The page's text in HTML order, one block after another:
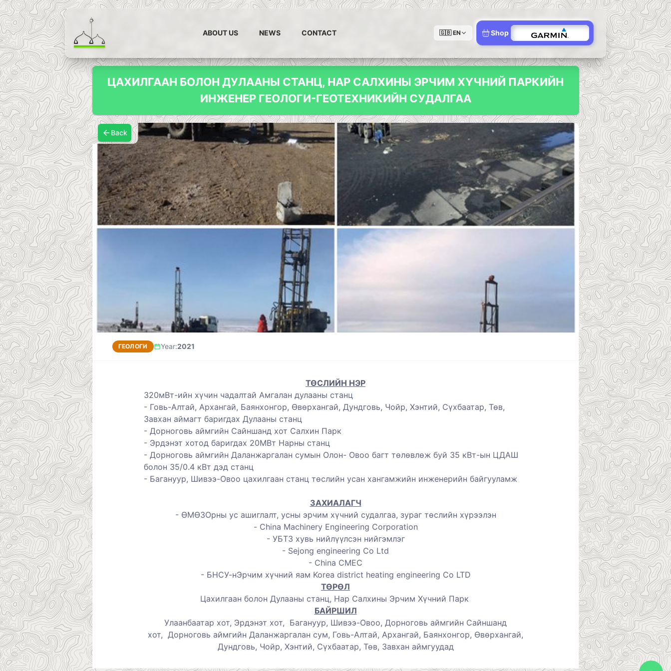
ABOUT US NEWS CONTACT 🇬🇧 EN Shop
ЦАХИЛГААН БОЛОН ДУЛААНЫ СТАНЦ, НАР САЛХИНЫ ЭРЧИМ ХҮЧНИЙ ПАРКИЙН
ИНЖЕНЕР ГЕОЛОГИ-ГЕОТЕХНИКИЙН СУДАЛГАА
Back
ГЕОЛОГИ Year:2021
ТӨСЛИЙН НЭР
320мВт-ийн хүчин чадалтай Амгалан дулааны станц
- Говь-Алтай, Архангай, Баянхонгор, Өвөрхангай, Дундговь, Чойр, Хэнтий, Сүхбаатар, Төв,
Завхан аймагт баригдах Дулааны станц
- Дорноговь аймгийн Сайншанд хот Салхин Парк
- Эрдэнэт хотод баригдах 20МВт Нарны станц
- Дорноговь аймгийн Даланжаргалан сумын Олон- Овоо багт төлөвлөж буй 35 кВт-ын ЦДАШ
болон 35/0.4 кВт дэд станц
- Багануур, Шивээ-Овоо цахилгаан станц төслийн усан хангамжийн инженерийн байгууламж
ЗАХИАЛАГЧ
-ӨМӨЗОрны ус ашиглалт, усны эрчим хүчний судалгаа, зураг төслийн хүрээлэн
- China Machinery Engineering Corporation
- УБТЗ хувь нийлүүлсэн нийгэмлэг
- Sejong engineering Co Ltd
- China СМЕС
- БНСУ-нЭрчим хүчний яам Korea district heating engineering Co LTD
ТӨРӨЛ
Цахилгаан болон Дулааны станц, Нар Салхины Эрчим Хүчний Парк
БАЙРШИЛ
Улаанбаатар хот, Эрдэнэт хот, Багануур, Шивээ-Овоо, Дорноговь аймгийн Сайншанд
хот, Дорноговь аймгийн Даланжаргалан сум, Говь-Алтай, Архангай, Баянхонгор, Өвөрхангай,
Дундговь, Чойр, Хэнтий, Сүхбаатар, Төв, Завхан аймгуудад